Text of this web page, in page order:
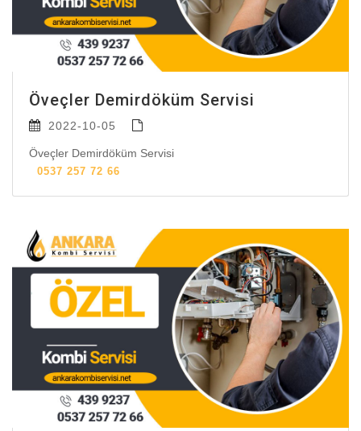
Öveçler Demirdöküm Servisi
2022-10-05
Öveçler Demirdöküm Servisi
0537 257 72 66